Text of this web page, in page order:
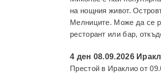
на нощния живот.
Мелниците. Може да се
ресторант или бар,
4 ден 08.09.2026
Престой в Ираклио от